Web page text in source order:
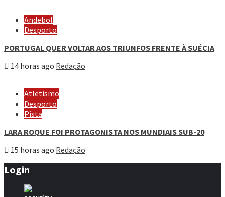
Andebol
Desporto
PORTUGAL QUER VOLTAR AOS TRIUNFOS FRENTE À SUÉCIA
14 horas ago Redação
Atletismo
Desporto
Pista
LARA ROQUE FOI PROTAGONISTA NOS MUNDIAIS SUB-20
15 horas ago Redação
Login